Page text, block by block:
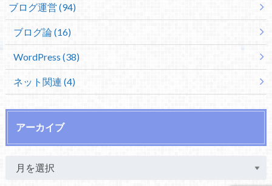
ブログ運営 (94)
ブログ論 (16)
WordPress (38)
ネット関連 (4)
アーカイブ